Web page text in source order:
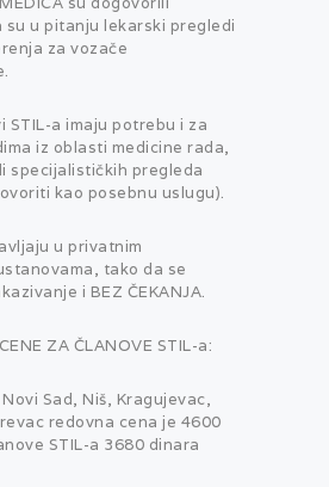
su u pitanju lekarski pregledi
za vozače
STIL-a imaju potrebu i za
iz oblasti medicine rada,
specijalističkih pregleda
kao posebnu uslugu).
u privatnim
tako da se
i BEZ ČEKANJA.
ZA ČLANOVE STIL-a:
Sad, Niš, Kragujevac,
redovna cena je 4600
STIL-a 3680 dinara